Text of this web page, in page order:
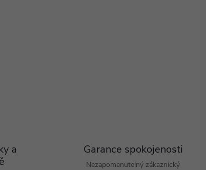
a
Garance spokojenosti
Nezapomenutelný zákaznický